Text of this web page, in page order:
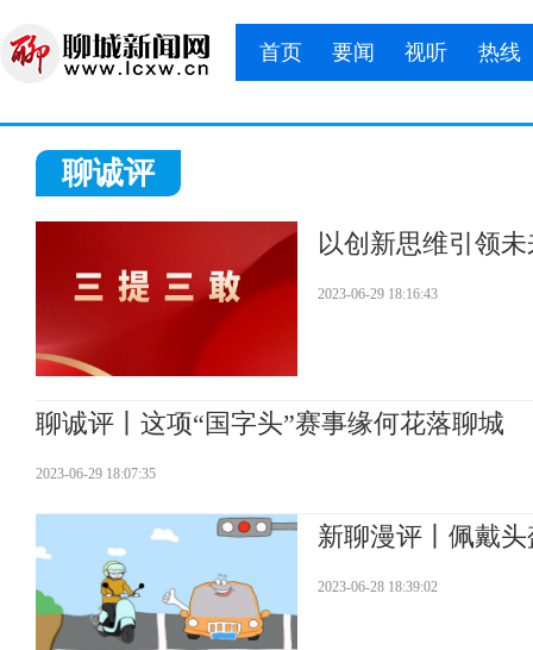
首页 要闻 视听 热线
聊诚评
以创新思维引领
2023-06-29 18:16:43
聊诚评丨这项“国字头”赛事缘何花落聊城
2023-06-29 18:07:35
新聊漫评丨佩戴
2023-06-28 18:39:02